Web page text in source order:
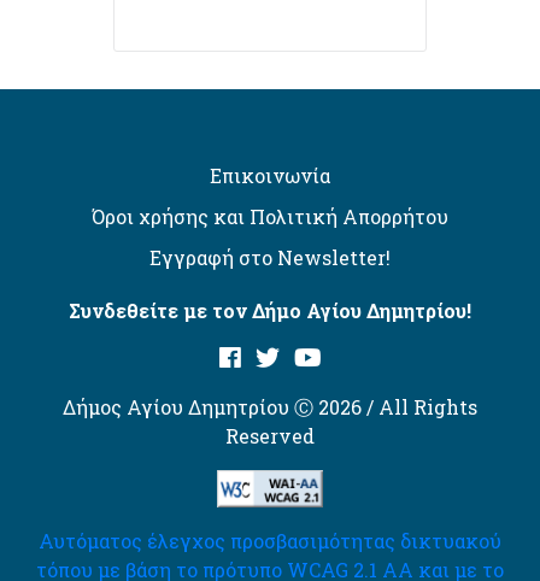
Επικοινωνία
Όροι χρήσης και Πολιτική Απορρήτου
Εγγραφή στο Newsletter!
Συνδεθείτε με τον Δήμο Αγίου Δημητρίου!
Δήμος Αγίου Δημητρίου Ⓒ 2026 / All Rights
Reserved
Αυτόματος έλεγχος προσβασιμότητας δικτυακού
τόπου με βάση το πρότυπο WCAG 2.1 AA και με το